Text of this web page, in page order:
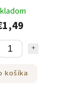
košíka